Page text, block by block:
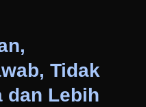
Tidak
dan Lebih